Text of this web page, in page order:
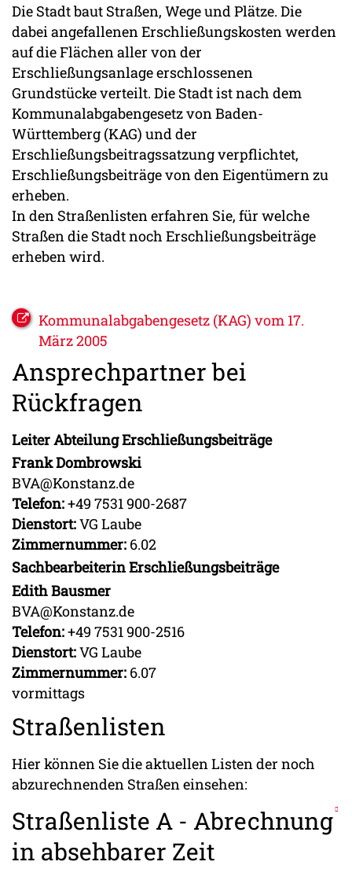
Die Stadt baut Straßen, Wege und Plätze. Die
dabei angefallenen Erschließungskosten werden
auf die Flächen aller von der
Erschließungsanlage erschlossenen
Grundstücke verteilt. Die Stadt ist nach dem
Kommunalabgabengesetz von Baden-
Württemberg (KAG) und der
Erschließungsbeitragssatzung verpflichtet,
Erschließungsbeiträge von den Eigentümern zu
erheben.
In den Straßenlisten erfahren Sie, für welche
Straßen die Stadt noch Erschließungsbeiträge
erheben wird.
Kommunalabgabengesetz (KAG) vom 17.
März 2005
Ansprechpartner bei
Rückfragen
Leiter Abteilung Erschließungsbeiträge
Frank Dombrowski
BVA@Konstanz.de
Telefon:+49 7531 900-2687
Dienstort:VG Laube
Zimmernummer: 6.02
Sachbearbeiterin Erschließungsbeiträge
Edith Bausmer
BVA@Konstanz.de
Telefon:+49 7531 900-2516
Dienstort:VG Laube
Zimmernummer: 6.07
vormittags
Straßenlisten
Hier können Sie die aktuellen Listen der noch
abzurechnenden Straßen einsehen:
Straßenliste A - Abrechnung
in absehbarer Zeit